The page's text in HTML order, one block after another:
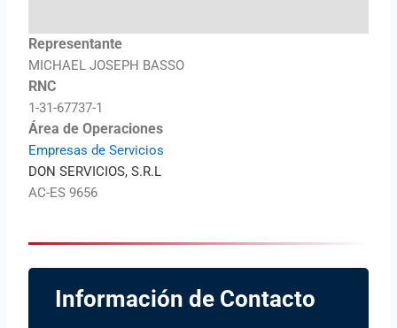
Representante
MICHAEL JOSEPH BASSO
RNC
1-31-67737-1
Área de Operaciones
Empresas de Servicios
DON SERVICIOS, S.R.L
AC-ES 9656
Información de Contacto